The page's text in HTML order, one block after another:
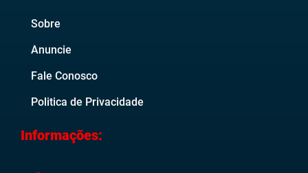
Sobre
Anuncie
Fale Conosco
Politica de Privacidade
Informações: